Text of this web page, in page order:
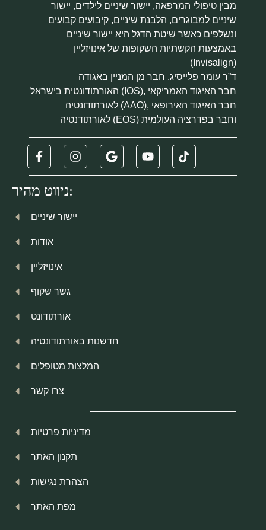
מבין טיפולי המרפאה, יישור שיניים לילדים, יישור
שיניים למבוגרים, הלבנת שיניים, קיבועים קבועים
ונשלפים כאשר שיטת הדגל היא יישור שיניים
באמצעות הקשתיות השקופות של אינויזליין
(Invisalign)
ד”ר עומר פלייסיג, חבר מן המניין באגודה
האורתודונטית בישראל (IOS), חבר האיגוד האמריקאי
לאורתודונטיה (AAO), חבר האיגוד האירופאי
לאורתודנטיה (EOS) וחבר בפדרציה העולמית
ניווט מהיר:
יישור שיניים
אודות
אינויזליין
גשר שקוף
אורתודונט
חדשנות באורתודונטיה
המלצות מטופלים
צרו קשר
מדיניות פרטיות
תקנון האתר
הצהרת נגישות
מפת האתר